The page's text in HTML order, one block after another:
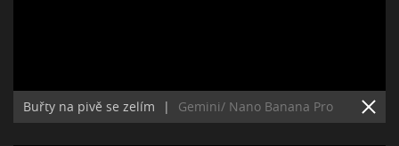
Buřty na pivě se zelím | Gemini/ Nano Banana Pro